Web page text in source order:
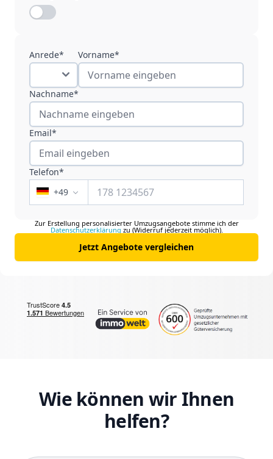
Anrede* Vorname*
Nachname*
Email*
Telefon*
+49
Zur Erstellung personalisierter Umzugsangebote stimme ich der
Datenschutzerklärung zu (Widerruf jederzeit möglich).
Jetzt Angebote vergleichen
Wie können wir Ihnen
helfen?